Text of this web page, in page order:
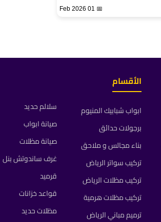
📅 01 Feb 2026
الأقسام
ابواب شبابيك المنيوم
برجولات حدائق
بناء مجالس و ملاحق
تركيب سواتر الرياض
تركيب مظلات الرياض
تركيب مظلات هرمية
ترميم مباني الرياض
سلالم حديد
صيانة ابواب
صيانة مظلات
غرف ساندوتش بنل
قرميد
قواعد خزانات
مظلات حديد